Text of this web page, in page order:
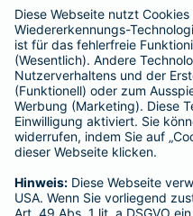
Kranken-